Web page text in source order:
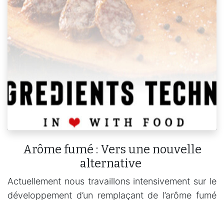
Arôme fumé : Vers une nouvelle
alternative
Actuellement nous travaillons intensivement sur le
développement d’un remplaçant de l’arôme fumé